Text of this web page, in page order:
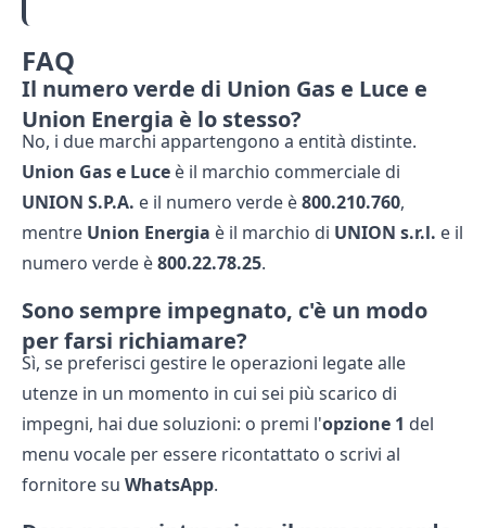
FAQ
Il numero verde di Union Gas e Luce e
Union Energia è lo stesso?
No, i due marchi appartengono a entità distinte.
Union Gas e Luce è il marchio commerciale di
UNION S.P.A. e il numero verde è800.210.760,
mentre Union Energia è il marchio di UNION s.r.l. e il
numero verde è800.22.78.25.
Sono sempre impegnato, c'è un modo
per farsi richiamare?
Sì, se preferisci gestire le operazioni legate alle
utenze in un momento in cui sei più scarico di
impegni, hai due soluzioni: o premi l'opzione 1 del
menu vocale per essere ricontattato o scrivi al
fornitore su WhatsApp.